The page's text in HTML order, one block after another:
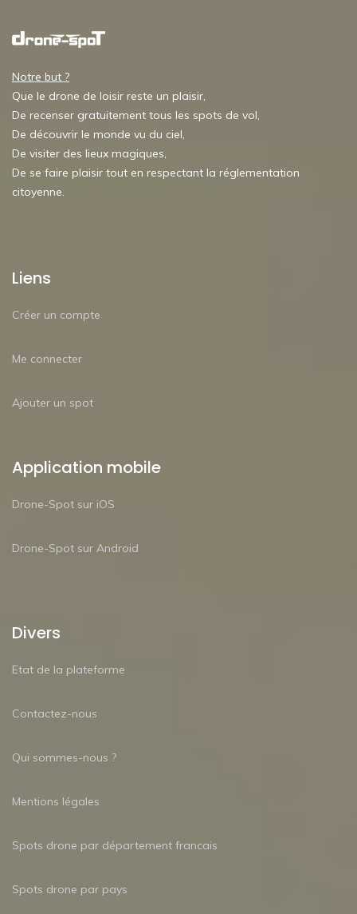
Notre but ?
Que le drone de loisir reste un plaisir,
De recenser gratuitement tous les spots de vol,
De découvrir le monde vu du ciel,
De visiter des lieux magiques,
De se faire plaisir tout en respectant la réglementation
citoyenne.
Liens
Créer un compte
Me connecter
Ajouter un spot
Application mobile
Drone-Spot sur iOS
Drone-Spot sur Android
Divers
Etat de la plateforme
Contactez-nous
Qui sommes-nous ?
Mentions légales
Spots drone par département francais
Spots drone par pays